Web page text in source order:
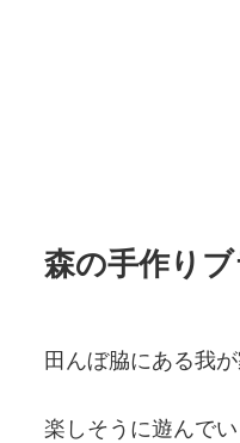
森の手作り
田んぼ脇にある我
楽しそうに遊んで